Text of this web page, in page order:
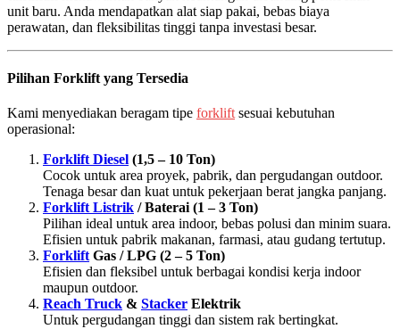
unit baru. Anda mendapatkan alat siap pakai, bebas biaya
perawatan, dan fleksibilitas tinggi tanpa investasi besar.
Pilihan Forklift yang Tersedia
Kami menyediakan beragam tipe forklift sesuai kebutuhan
operasional:
Forklift Diesel (1,5 – 10 Ton)
Cocok untuk area proyek, pabrik, dan pergudangan outdoor.
Tenaga besar dan kuat untuk pekerjaan berat jangka panjang.
Forklift Listrik / Baterai (1 – 3 Ton)
Pilihan ideal untuk area indoor, bebas polusi dan minim suara.
Efisien untuk pabrik makanan, farmasi, atau gudang tertutup.
Forklift Gas / LPG (2 – 5 Ton)
Efisien dan fleksibel untuk berbagai kondisi kerja indoor
maupun outdoor.
Reach Truck & Stacker Elektrik
Untuk pergudangan tinggi dan sistem rak bertingkat.